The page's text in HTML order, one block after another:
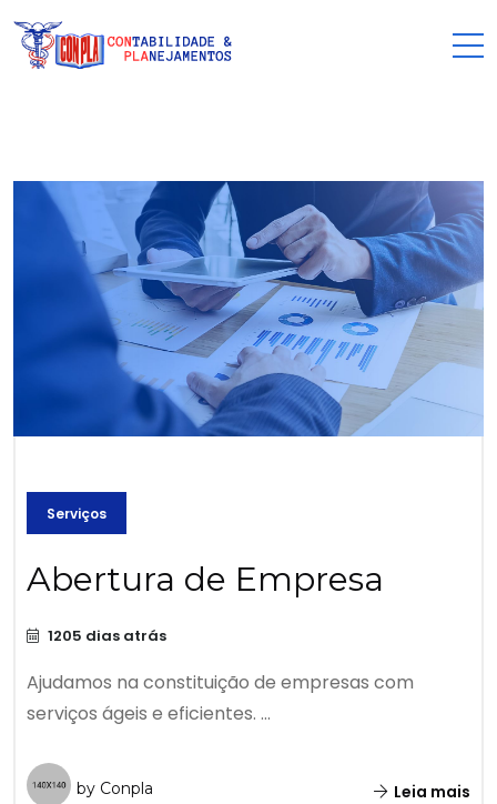
Serviços
Abertura de Empresa
1205 dias atrás
Ajudamos na constituição de empresas com
serviços ágeis e eficientes. ...
by Conpla Leia mais